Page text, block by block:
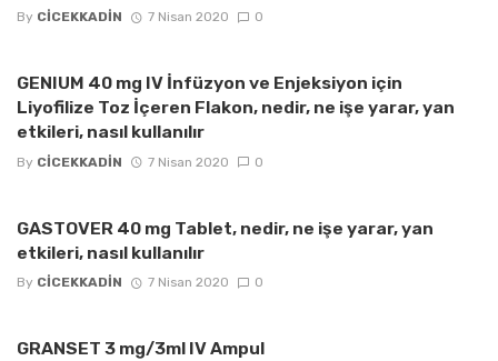
By CICEKKADIN 7 Nisan 2020 0
GENIUM 40 mg IV İnfüzyon ve Enjeksiyon için
Liyofilize Toz İçeren Flakon, nedir, ne işe yarar, yan
etkileri, nasıl kullanılır
By CICEKKADIN 7 Nisan 2020 0
GASTOVER 40 mg Tablet, nedir, ne işe yarar, yan
etkileri, nasıl kullanılır
By CICEKKADIN 7 Nisan 2020 0
GRANSET 3 mg/3ml IV Ampul